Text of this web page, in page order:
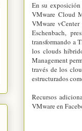
En su
VMware Cloud
VMware
Eschenbach,
transformando a
los clouds
Management
través de los
estructurados
Recursos
VMware en